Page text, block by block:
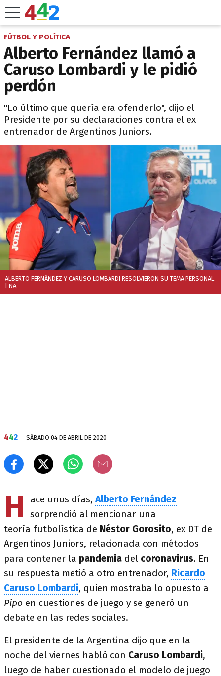
FÚTBOL Y POLÍTICA
Alberto Fernández llamó a
Caruso Lombardi y le pidió
perdón
"Lo último que quería era ofenderlo", dijo el
Presidente por su declaraciones contra el ex
entrenador de Argentinos Juniors.
ALBERTO FERNÁNDEZ Y CARUSO LOMBARDI RESOLVIERON SU TEMA PERSONAL.
| NA
442 SÁBADO 04 DE ABRIL DE 2020
H ace unos días,Alberto Fernández
sorprendió al mencionar una
teoría futbolística de Néstor Gorosito, ex DT de
Argentinos Juniors, relacionada con métodos
para contener la pandemia del coronavirus. En
su respuesta metió a otro entrenador, Ricardo
Caruso Lombardi, quien mostraba lo opuesto a
Pipo en cuestiones de juego y se generó un
debate en las redes sociales.
El presidente de la Argentina dijo que en la
noche del viernes habló con Caruso Lombardi,
luego de haber cuestionado el modelo de juego